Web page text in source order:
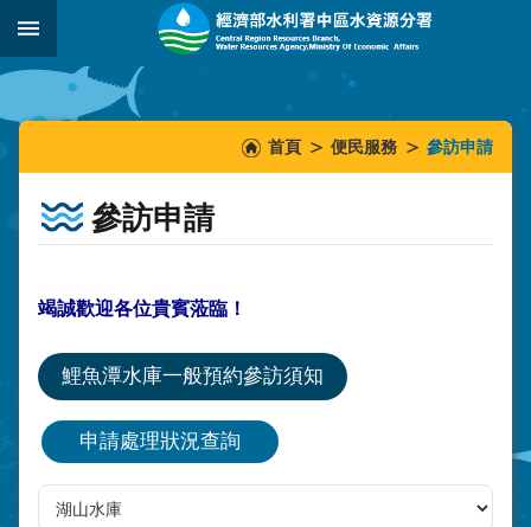
跳到主要內容區塊
:::
_
::::::
首頁 便民服務 參訪申請
參訪申請
竭誠歡迎各位貴賓蒞臨！
鯉魚潭水庫一般預約參訪須知
申請處理狀況查詢